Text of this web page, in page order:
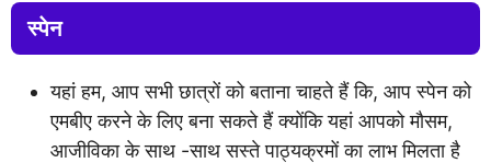
स्पेन
यहां हम, आप सभी छात्रों को बताना चाहते हैं कि, आप स्पेन को
एमबीए करने के लिए बना सकते हैं क्योंकि यहां आपको मौसम,
आजीविका के साथ -साथ सस्ते पाठ्यक्रमों का लाभ मिलता है